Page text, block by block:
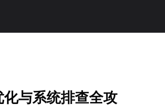
与系统排查全攻